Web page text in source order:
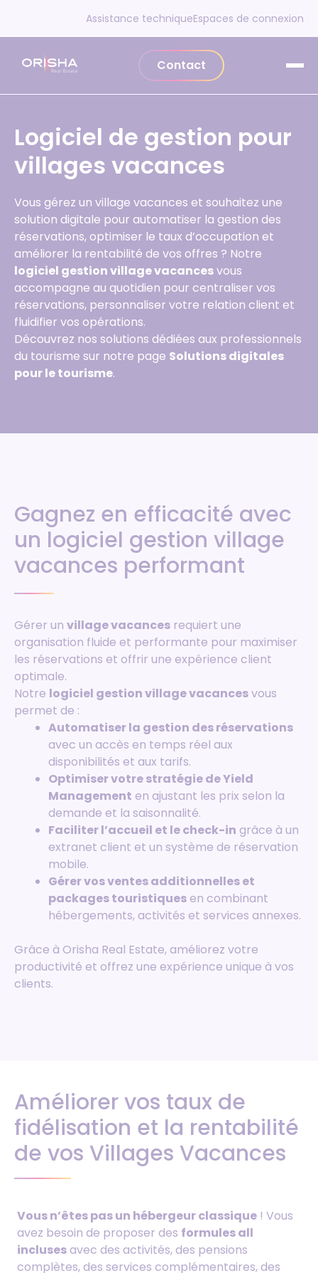
Assistance techniqueEspaces de connexion
Contact
Logiciel de gestion pour
villages vacances
Vous gérez un village vacances et souhaitez une
solution digitale pour automatiser la gestion des
réservations, optimiser le taux d’occupation et
améliorer la rentabilité de vos offres ? Notre
logiciel gestion village vacancesvous
accompagne au quotidien pour centraliser vos
réservations, personnaliser votre relation client et
fluidifier vos opérations.
Découvrez nos solutions dédiées aux professionnels
du tourisme sur notre page Solutions digitales
pour le tourisme.
Gagnez en efficacité avec
un logiciel gestion village
vacances performant
Gérer un village vacances requiert une
organisation fluide et performante pour maximiser
les réservations et offrir une expérience client
optimale.
Notre logiciel gestion village vacancesvous
permet de :
Automatiser la gestion des réservations
avec un accès en temps réel aux
disponibilités et aux tarifs.
Optimiser votre stratégie de Yield
Management en ajustant les prix selon la
demande et la saisonnalité.
Faciliter l’accueil et le check-in grâce à un
extranet client et un système de réservation
mobile.
Gérer vos ventes additionnelles et
packages touristiquesen combinant
hébergements, activités et services annexes.
Grâce à Orisha Real Estate, améliorez votre
productivité et offrez une expérience unique à vos
clients.
Améliorer vos taux de
fidélisation et la rentabilité
de vos Villages Vacances
Vous n’êtes pas un hébergeur classique ! Vous
avez besoin de proposer des formules all
inclusesavec des activités, des pensions
complètes, des services complémentaires, des